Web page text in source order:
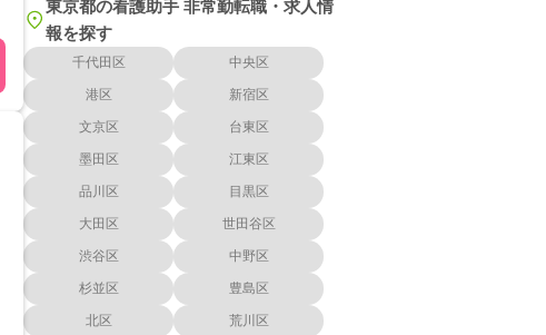
東京都の看護助手 非常勤転職・求人情
報を探す
千代田区 中央区
港区 新宿区
文京区 台東区
墨田区 江東区
品川区 目黒区
大田区 世田谷区
渋谷区 中野区
杉並区 豊島区
北区 荒川区